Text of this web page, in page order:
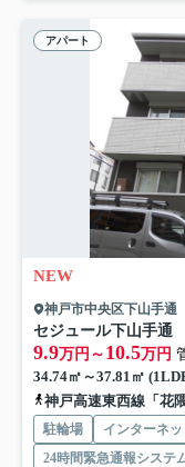
アパート
NEW
神戸市中央区下山手通
セジュール下山手通
9.9万円～ 10.5万円
34.74㎡～37.81㎡
神戸高速東西線「花
駐輪場 インターネ
24時間緊急通報システ